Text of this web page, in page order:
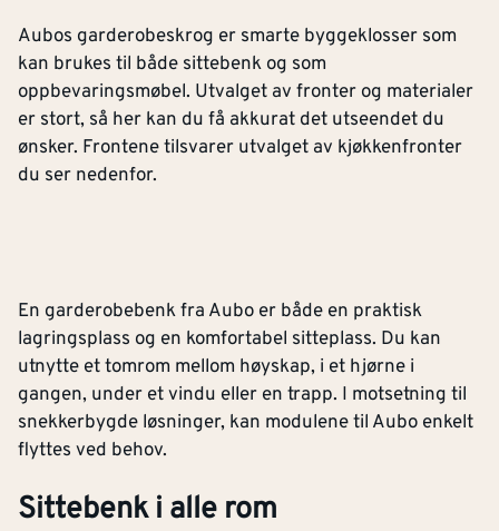
Aubos garderobeskrog er smarte byggeklosser som
kan brukes til både sittebenk og som
oppbevaringsmøbel. Utvalget av fronter og materialer
er stort, så her kan du få akkurat det utseendet du
ønsker. Frontene tilsvarer utvalget av kjøkkenfronter
du ser nedenfor.
En garderobebenk fra Aubo er både en praktisk
lagringsplass og en komfortabel sitteplass. Du kan
utnytte et tomrom mellom høyskap, i et hjørne i
gangen, under et vindu eller en trapp. I motsetning til
snekkerbygde løsninger, kan modulene til Aubo enkelt
flyttes ved behov.
Sittebenk i alle rom